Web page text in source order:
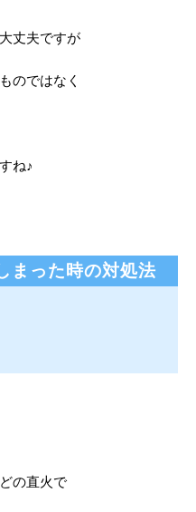
丈夫ですが
のではなく
ね♪
まった時の対処法
の直火で